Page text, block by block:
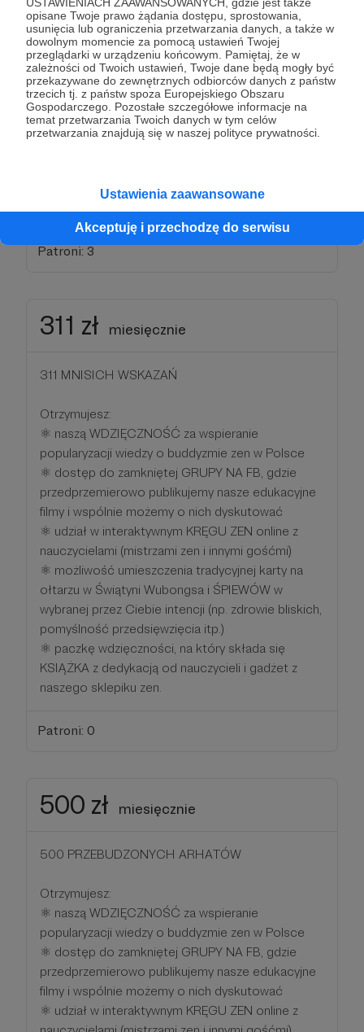
opisane Twoje prawo żądania dostępu, sprostowania,
usunięcia lub ograniczenia przetwarzania danych, a także w
dowolnym momencie za pomocą ustawień Twojej
przeglądarki w urządzeniu końcowym. Pamiętaj, że w
zależności od Twoich ustawień, Twoje dane będą mogły być
przekazywane do zewnętrznych odbiorców danych z państw
trzecich tj. z państw spoza Europejskiego Obszaru
Gospodarczego. Pozostałe szczegółowe informacje na
temat przetwarzania Twoich danych w tym celów
przetwarzania znajdują się w naszej polityce prywatności.
Ustawienia zaawansowane
Akceptuję i przechodzę do serwisu
⚛ naszą WDZIĘCZNOŚĆ za wspieranie
popularyzacji wiedzy o buddyzmie zen w Polsce
⚛ dostęp do zamkniętej GRUPY NA FB, gdzie
przedprzemierowo publikujemy nasze edukacyjne
filmy i wspólnie możemy o nich dyskutować
⚛ udział w interaktywnym KREGU ZEN online z
nauczycielami (mistrzami zen i innymi gośćmi)
wybranej przez Ciebie intencji (np. zdrowie bliskich,
Patroni: 3
311 zł miesięcznie
311 MNISICH WSKAZAŃ
Otrzymujesz:
⚛ naszą WDZIĘCZNOŚĆ za wspieranie
popularyzacji wiedzy o buddyzmie zen w Polsce
⚛ dostęp do zamkniętej GRUPY NA FB, gdzie
przedprzemierowo publikujemy nasze edukacyjne
filmy i wspólnie możemy o nich dyskutować
⚛ udział w interaktywnym KRĘGU ZEN online z
nauczycielami (mistrzami zen i innymi gośćmi)
⚛ możliwość umieszczenia tradycyjnej karty na
ołtarzu w Świątyni Wubongsa i ŚPIEWÓW w
wybranej przez Ciebie intencji (np. zdrowie bliskich,
pomyślność przedsięwzięcia itp.)
⚛ paczkę wdzięczności, na który składa się
KSIĄŻKA z dedykacją od nauczycieli i gadżet z
naszego sklepiku zen.
Patroni: 0
500 zł miesięcznie
500 PRZEBUDZONYCH ARHATÓW
Otrzymujesz:
⚛ naszą WDZIĘCZNOŚĆ za wspieranie
popularyzacji wiedzy o buddyzmie zen w Polsce
⚛ dostęp do zamkniętej GRUPY NA FB, gdzie
przedprzemierowo publikujemy nasze edukacyjne
filmy i wspólnie możemy o nich dyskutować
⚛ udział w interaktywnym KRĘGU ZEN online z